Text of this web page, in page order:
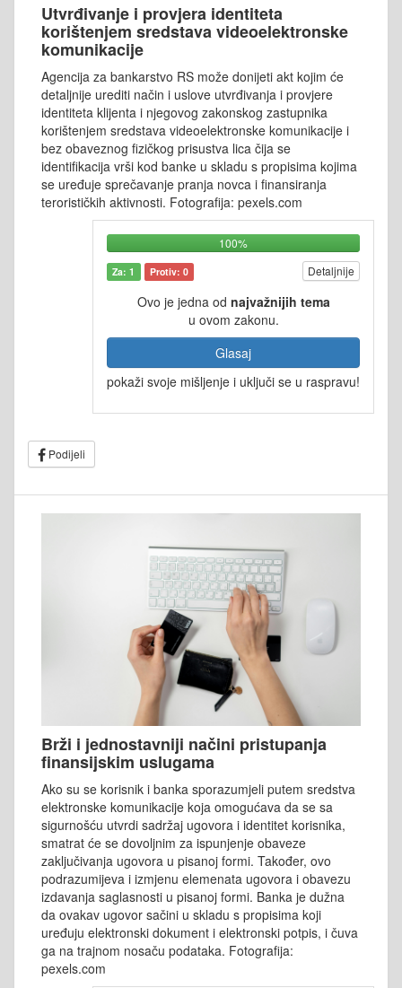
Utvrđivanje i provjera identiteta
korištenjem sredstava videoelektronske
komunikacije
Agencija za bankarstvo RS može donijeti akt kojim će
detaljnije urediti način i uslove utvrđivanja i provjere
identiteta klijenta i njegovog zakonskog zastupnika
korištenjem sredstava videoelektronske komunikacije i
bez obaveznog fizičkog prisustva lica čija se
identifikacija vrši kod banke u skladu s propisima kojima
se uređuje sprečavanje pranja novca i finansiranja
terorističkih aktivnosti. Fotografija: pexels.com
100%
Za: 1 Protiv: 0 Detaljnije
Ovo je jedna od najvažnijih tema
u ovom zakonu.
Glasaj
pokaži svoje mišljenje i uključi se u raspravu!
Podijeli
Brži i jednostavniji načini pristupanja
finansijskim uslugama
Ako su se korisnik i banka sporazumjeli putem sredstva
elektronske komunikacije koja omogućava da se sa
sigurnošću utvrdi sadržaj ugovora i identitet korisnika,
smatrat će se dovoljnim za ispunjenje obaveze
zaključivanja ugovora u pisanoj formi. Također, ovo
podrazumijeva i izmjenu elemenata ugovora i obavezu
izdavanja saglasnosti u pisanoj formi. Banka je dužna
da ovakav ugovor sačini u skladu s propisima koji
uređuju elektronski dokument i elektronski potpis, i čuva
ga na trajnom nosaču podataka. Fotografija:
pexels.com